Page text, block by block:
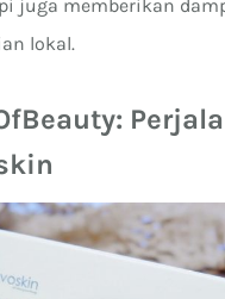
juga memberikan
lokal.